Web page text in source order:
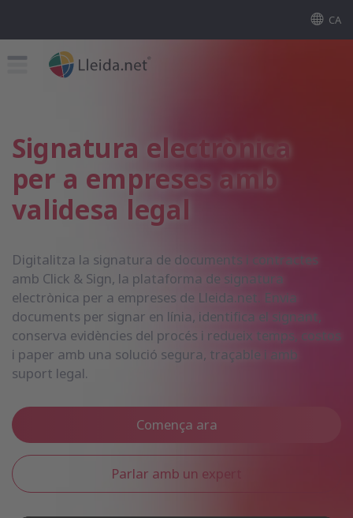
CA
Signatura electrònica
per a empreses amb
validesa legal
Digitalitza la signatura de documents i contractes
amb Click & Sign, la plataforma de signatura
electrònica per a empreses de Lleida.net. Envia
documents per signar en línia, identifica el signant,
conserva evidències del procés i redueix temps, costos
i paper amb una solució segura, traçable i amb
suport legal.
Comença ara
Parlar amb un expert